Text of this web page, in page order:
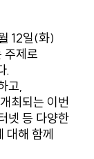
12일(화)
주제로
.
고,
최되는 이번
넷 등 다양한
대해 함께